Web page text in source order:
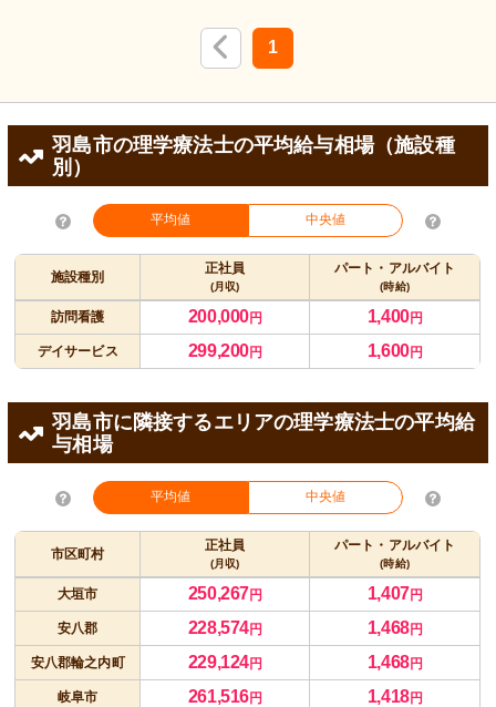
1
羽島市の理学療法士の平均給与相場（施設種
別）
平均値 中央値
施設種別
正社員
(月収)
パート・アルバイト
(時給)
訪問看護 200,000円 1,400円
デイサービス 299,200円 1,600円
羽島市に隣接するエリアの理学療法士の平均給
与相場
平均値 中央値
市区町村
正社員
(月収)
パート・アルバイト
(時給)
大垣市 250,267円 1,407円
安八郡 228,574円 1,468円
安八郡輪之内町 229,124円 1,468円
岐阜市 261,516円 1,418円